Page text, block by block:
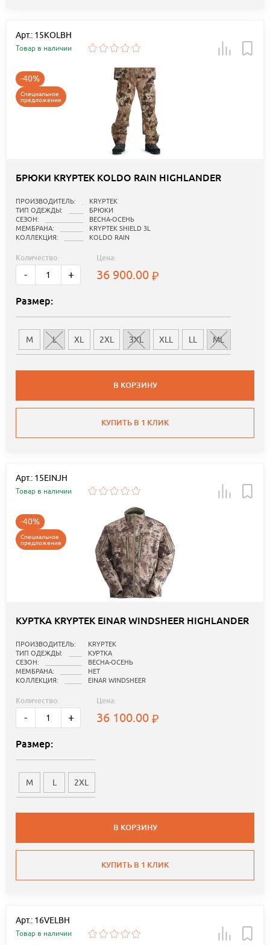
Арт.: 15KOLBH
Товар в наличии
-40%
Специальное
предложение
БРЮКИ KRYPTEK KOLDO RAIN HIGHLANDER
ПРОИЗВОДИТЕЛЬ:
KRYPTEK
ТИП ОДЕЖДЫ:
БРЮКИ
СЕЗОН:
ВЕСНА-ОСЕНЬ
МЕМБРАНА:
KRYPTEK SHIELD 3L
КОЛЛЕКЦИЯ:
KOLDO RAIN
Количество:
- +
Цена:
36 900.00
Размер:
M L XL 2XL 3XL XLL LL ML
В КОРЗИНУ
КУПИТЬ В 1 КЛИК
Арт.: 15EINJH
Товар в наличии
-40%
Специальное
предложение
КУРТКА KRYPTEK EINAR WINDSHEER HIGHLANDER
ПРОИЗВОДИТЕЛЬ:
KRYPTEK
ТИП ОДЕЖДЫ:
КУРТКА
СЕЗОН:
ВЕСНА-ОСЕНЬ
МЕМБРАНА:
НЕТ
КОЛЛЕКЦИЯ:
EINAR WINDSHEER
Количество:
- +
Цена:
36 100.00
Размер:
M L 2XL
В КОРЗИНУ
КУПИТЬ В 1 КЛИК
Арт.: 16VELBH
Товар в наличии